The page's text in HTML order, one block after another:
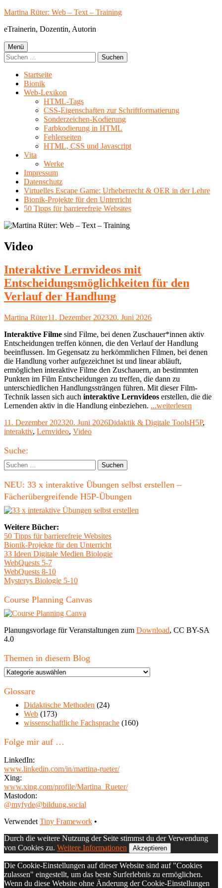
Springe
Inhalt
Martina Rüter: Web – Text – Training
eTrainerin, Dozentin, Autorin
Primäres
Menü
Menü
Suchen
nach:
Startseite
Bionik
Web-Lexikon
HTML-Tags
CSS-Eigenschaften zur Schriftformatierung
Sonderzeichen-Kodierung
Farbkodierung in HTML
Fehlerseiten
HTML, CSS und Javascript
Vita
Werke
Impressum
Datenschutz
Virtuelles Escape Game: Urheberrecht & OER in der Lehre
Bionik-Projekte für den Unterricht
50 Tipps für barrierefreie Websites
Schlagwort:
Video
Interaktive Lernvideos mit
Entscheidungsmöglichkeiten für den
Verlauf der Handlung
Autor
Martina RüterVeröffentlicht
11. Dezember 202320. Juni 2026
Interaktive Filme sind Filme, bei denen Zuschauer*innen aktiv
Entscheidungen treffen können, die den Verlauf der Handlung
beeinflussen. Im Gegensatz zu herkömmlichen Filmen, bei denen
die Handlung vorher aufgezeichnet ist und linear abläuft,
ermöglichen interaktive Filme den Zuschauern, an bestimmten
Punkten im Film Entscheidungen zu treffen, die dann zu
unterschiedlichen Handlungssträngen führen. Mit dieser Film-
Technik lassen sich auch interaktive Lernvideos erstellen, die die
Lernenden aktiv in die Handlung einbeziehen. ...weiterlesen
mit
Veröffentlicht
am
11. Dezember 202320. Juni 2026Kategorien
Didaktik & Digitale ToolsH5P,
interaktiv, Lernvideo, Video
Haupt-
Seitenleiste
Suche:
Suchen
nach:
NEU: 33 x interaktive Übungen selbst erstellen –
Fächerübergreifende H5P-Übungen
Weitere Bücher:
50 Tipps für barrierefreie Websites
Bionik-Projekte für den Unterricht
33 Ideen Digitale Medien Biologie
WebQuests 5-7
WebQuests 8-10
Mysterys Biologie 5-10
Course Planning Canvas
Planungsvorlage für Veranstaltungen zum Download, CC BY-SA
4.0
Themen in diesem Blog
Themen
diesem
Glossare
Didaktische Methoden (24)
Web (173)
wissenschaftliche Fachsprache (160)
Folge mir auf …
LinkedIn:
www.linkedin.com/in/martina-rueter/
Xing:
www.xing.com/profile/Martina_Rueter/
Mastodon:
@myfyde@bildung.social
Footer
Inhalt
Verwendet Tiny Framework •
Durch die weitere Nutzung der Seite stimmst du der Verwendung
von Cookies zu. Weitere Informationen Akzeptieren
Die Cookie-Einstellungen auf dieser Website sind auf "Cookies
zulassen" eingestellt, um das beste Surferlebnis zu ermöglichen.
Wenn du diese Website ohne Änderung der Cookie-Einstellungen